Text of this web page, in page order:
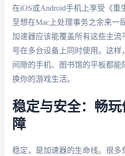
在iOS或Android手机上享受《重
至想在Mac上处理事务之余来一
加速器应该能覆盖所有这些主流
号在多台设备上同时使用。这样
间隙的手机、图书馆的平板都能
换你的游戏生活。
稳定与安全：畅
障
稳定，是加速器的生命线。很多